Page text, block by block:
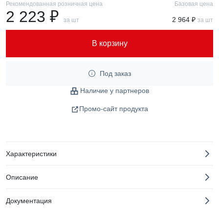
Рекомендованная розничная цена
2 223 ₽ за шт
Базовая цена
2 964 ₽ за шт
В корзину
Под заказ
Наличие у партнеров
Промо-сайт продукта
Характеристики
Описание
Документация